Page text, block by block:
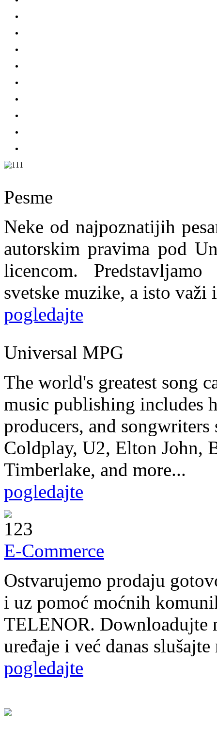
Pesme
Neke od najpoznatijih
autorskim pravima pod
licencom.
svetske muzike, a isto važi
pogledajte
Universal MPG
The world's greatest song
music publishing includes
producers, and
Coldplay, U2, Elton John,
Timberlake, and more...
pogledajte
E-Commerce
Ostvarujemo prodaju
i uz pomoć moćnih
TELENOR. Downloadujte
uređaje i već danas
pogledajte